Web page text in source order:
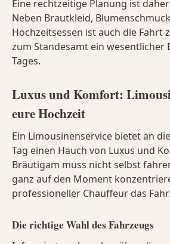
Eine rechtzeitige Planung ist
Neben Brautkleid,
Hochzeitsessen ist auch die Fahrt
zum Standesamt ein wesentlicher
Tages.
Luxus und Komfort:
eure Hochzeit
Ein Limousinenservice bietet an
Tag einen Hauch von Luxus und
Bräutigam muss nicht selbst
ganz auf den Moment
professioneller Chauffeur das
Die richtige Wahl des Fahrzeugs